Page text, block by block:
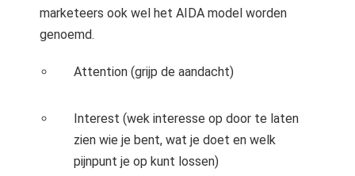
marketeers ook wel het AIDA model worden
genoemd.
Attention (grijp de aandacht)
Interest (wek interesse op door te laten
zien wie je bent, wat je doet en welk
pijnpunt je op kunt lossen)